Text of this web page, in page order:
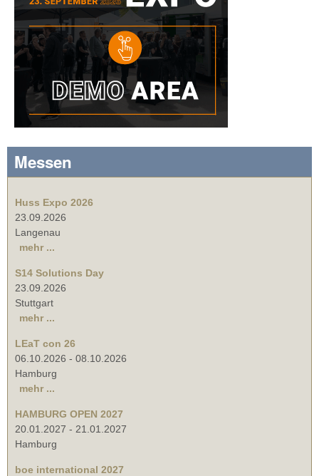
Messen
Huss Expo 2026
23.09.2026
Langenau
mehr ...
S14 Solutions Day
23.09.2026
Stuttgart
mehr ...
LEaT con 26
06.10.2026 - 08.10.2026
Hamburg
mehr ...
HAMBURG OPEN 2027
20.01.2027 - 21.01.2027
Hamburg
boe international 2027